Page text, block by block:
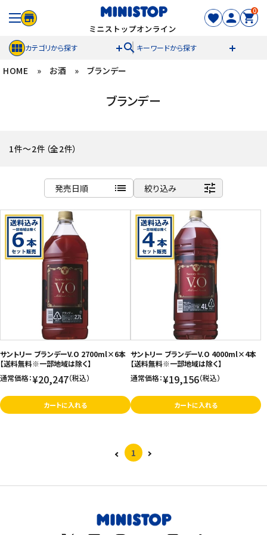
0
カテゴリから探す search キーワードから探す
ACCOUNT MENU
セール商品
カテゴリから探す
スイーツ
お菓子
酒類
日用品
ギフト
セール
HOME » お酒 » ブランデー
ブランデー
1件～2件（全2件）
発売日順 list
商品名
新着順
発売日順
価格が安い
価格が高い
お気に入り登録数
絞り込み tune
サントリー ブランデーV.O 2700ml×6本
【送料無料※一部地域は除く】
通常価格：¥20,247（税込）
カートに入れる
サントリー ブランデーV.O 4000ml×4本
【送料無料※一部地域は除く】
通常価格：¥19,156（税込）
カートに入れる
1